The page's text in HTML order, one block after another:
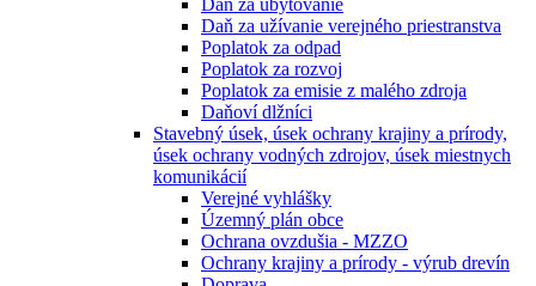
Daň za ubytovanie
Daň za užívanie verejného priestranstva
Poplatok za odpad
Poplatok za rozvoj
Poplatok za emisie z malého zdroja
Daňoví dlžníci
Stavebný úsek, úsek ochrany krajiny a prírody,
úsek ochrany vodných zdrojov, úsek miestnych
komunikácií
Verejné vyhlášky
Územný plán obce
Ochrana ovzdušia - MZZO
Ochrany krajiny a prírody - výrub drevín